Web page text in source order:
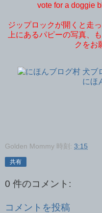
vote for a doggie
ジップロックが開くと走
上にあるパピーの写真、
クをお
にほ
Golden Mommy 時刻: 3:15
共有
0 件のコメント:
コメントを投稿